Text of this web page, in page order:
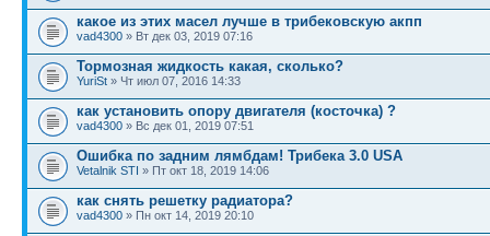
какое из этих масел лучше в трибековскую акпп
vad4300 » Вт дек 03, 2019 07:16
Тормозная жидкость какая, сколько?
YuriSt » Чт июл 07, 2016 14:33
как установить опору двигателя (косточка) ?
vad4300 » Вс дек 01, 2019 07:51
Ошибка по задним лямбдам! Трибека 3.0 USA
Vetalnik STI » Пт окт 18, 2019 14:06
как снять решетку радиатора?
vad4300 » Пн окт 14, 2019 20:10